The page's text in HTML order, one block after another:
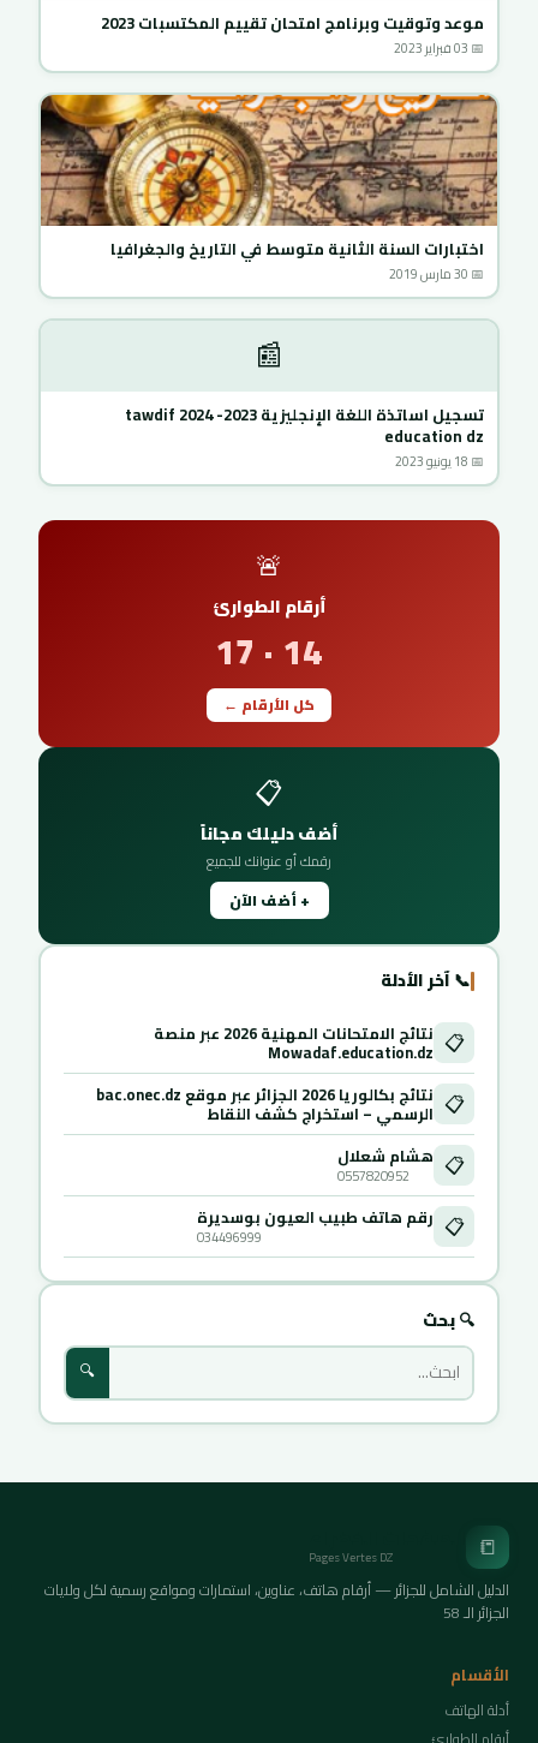
موعد وتوقيت وبرنامج امتحان تقييم المكتسبات 2023
📅 03 فبراير 2023
اختبارات السنة الثانية متوسط في التاريخ والجغرافيا
📅 30 مارس 2019
📰
تسجيل اساتذة اللغة الإنجليزية 2023- 2024 tawdif
education dz
📅 18 يونيو 2023
🚨
أرقام الطوارئ
14 · 17
كل الأرقام ←
📋
أضف دليلك مجاناً
رقمك أو عنوانك للجميع
+ أضف الآن
📞 آخر الأدلة
📋 نتائج الامتحانات المهنية 2026 عبر منصة
Mowadaf.education.dz
📋 نتائج بكالوريا 2026 الجزائر عبر موقع bac.onec.dz
الرسمي – استخراج كشف النقاط
📋 هشام شعلال
0557820952
📋 رقم هاتف طبيب العيون بوسديرة
034496999
🔍 بحث
🔍
📒
Pages Vertes DZ
الدليل الشامل للجزائر — أرقام هاتف، عناوين، استمارات ومواقع رسمية لكل ولايات
الجزائر الـ 58
الأقسام
أدلة الهاتف